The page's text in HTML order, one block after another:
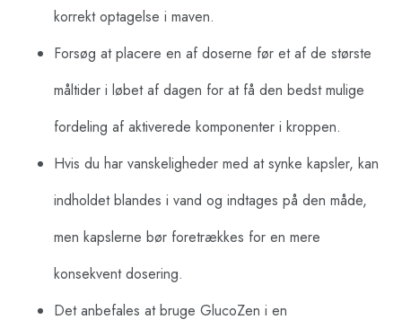
korrekt optagelse i maven.
Forsøg at placere en af doserne før et af de største
måltider i løbet af dagen for at få den bedst mulige
fordeling af aktiverede komponenter i kroppen.
Hvis du har vanskeligheder med at synke kapsler, kan
indholdet blandes i vand og indtages på den måde,
men kapslerne bør foretrækkes for en mere
konsekvent dosering.
Det anbefales at bruge GlucoZen i en